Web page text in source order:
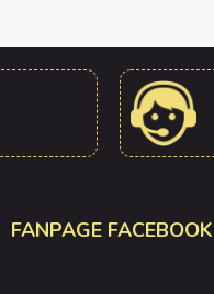
FANPAGE FACEBOOK